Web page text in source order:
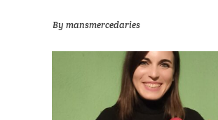
By mansmercedaries